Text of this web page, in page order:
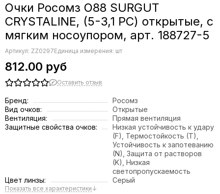
Очки Росомз О88 SURGUT
CRYSTALINE, (5-3,1 РС) открытые, с
мягким носоупором, арт. 188727-5
Артикул: ZZ0297Единица измерения: шт
812.00 руб
Оставить отзыв
Бренд:
Росомз
Вид очков:
Открытые
Вентиляция:
Прямая вентиляция
Защитные свойства очков:
Низкая устойчивость к удару
(F), Термостойкость (T),
Устойчивость к запотеванию
(N), Защита от растворов
(K), Низкая
светопропускаемость
Цвет линзы:
Серый
Показать все характеристики ↓